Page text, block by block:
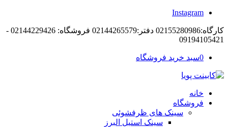
Instagram
کارگاه:02155280986 دفتر:02144265579 فروشگاه: 02144229426 -
09194105421
0سبد خرید فروشگاه
خانه
فروشگاه
سینک های ظرفشوئی
سینک استیل البرز